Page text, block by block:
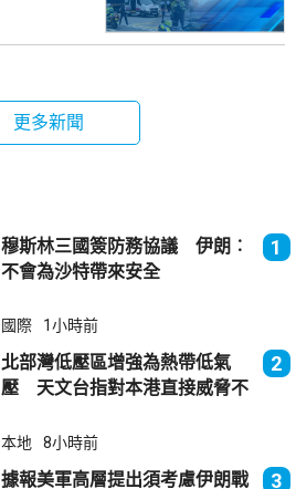
更多新聞
穆斯林三國簽防務協議 伊朗︰
不會為沙特帶來安全
1
國際 1小時前
北部灣低壓區增強為熱帶低氣
壓 天文台指對本港直接威脅不
2
本地 8小時前
據報美軍高層提出須考慮伊朗戰
3